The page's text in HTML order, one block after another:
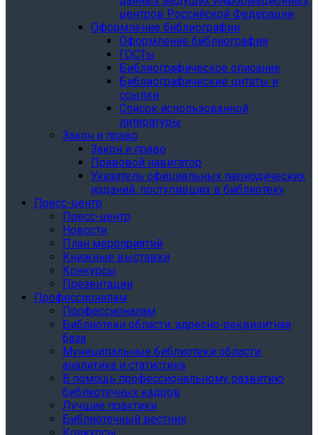
центров Российской Федерации
Оформление библиографии
Оформление библиографии
ГОСТы
Библиографическое описание
Библиографические цитаты и
ссылки
Список использованной
литературы
Закон и право
Закон и право
Правовой навигатор
Указатель официальных периодических
изданий, поступивших в библиотеку
Пресс-центр
Пресс-центр
Новости
План мероприятий
Книжные выставки
Конкурсы
Презентации
Профессионалам
Профессионалам
Библиотеки области: адресно-реквизитная
база
Муниципальные библиотеки области:
аналитика и статистика
В помощь профессиональному развитию
библиотечных кадров
Лучшие практики
Библиотечный вестник